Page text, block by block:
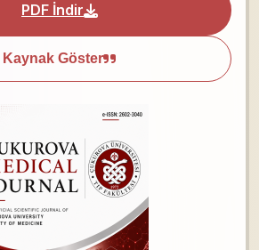
PDF İndir
Kaynak Göster